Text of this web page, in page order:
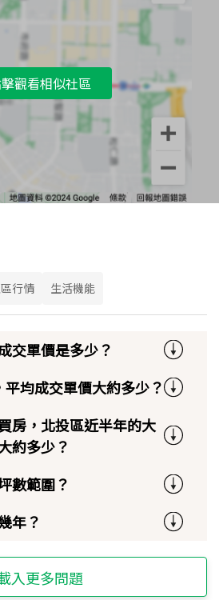
觀看相似社區
行情 生活機能
交單價是多少？
均成交單價大約多少？
房，北投區近半年的大
約多少？
數範圍？
年？
入更多問題